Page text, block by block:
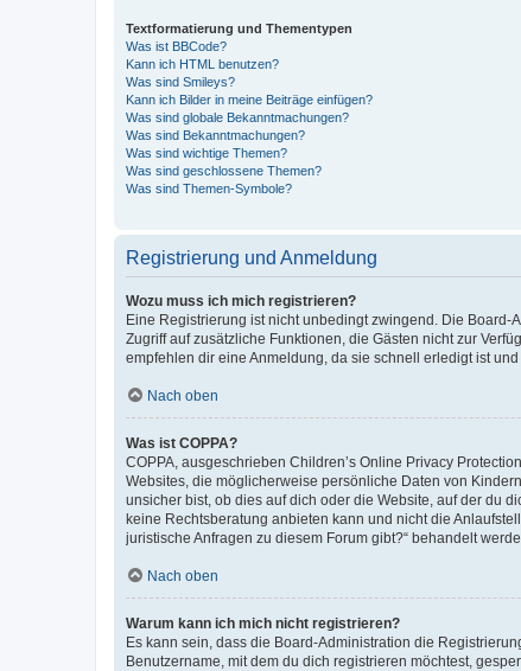
Textformatierung und Thementypen
Was ist BBCode?
Kann ich HTML benutzen?
Was sind Smileys?
Kann ich Bilder in meine Beiträge einfügen?
Was sind globale Bekanntmachungen?
Was sind Bekanntmachungen?
Was sind wichtige Themen?
Was sind geschlossene Themen?
Was sind Themen-Symbole?
Registrierung und Anmeldung
Wozu muss ich mich registrieren?
Eine Registrierung ist nicht unbedingt zwingend. Die Board-
Zugriff auf zusätzliche Funktionen, die Gästen nicht zur
empfehlen dir eine Anmeldung, da sie schnell erledigt ist
Nach oben
Was ist COPPA?
COPPA, ausgeschrieben Children’s Online Privacy
Websites, die möglicherweise persönliche Daten von
unsicher bist, ob dies auf dich oder die Website, auf der du
keine Rechtsberatung anbieten kann und nicht die
juristische Anfragen zu diesem Forum gibt?“ behandelt
Nach oben
Warum kann ich mich nicht registrieren?
Es kann sein, dass die Board-Administration die
Benutzername, mit dem du dich registrieren möchtest,